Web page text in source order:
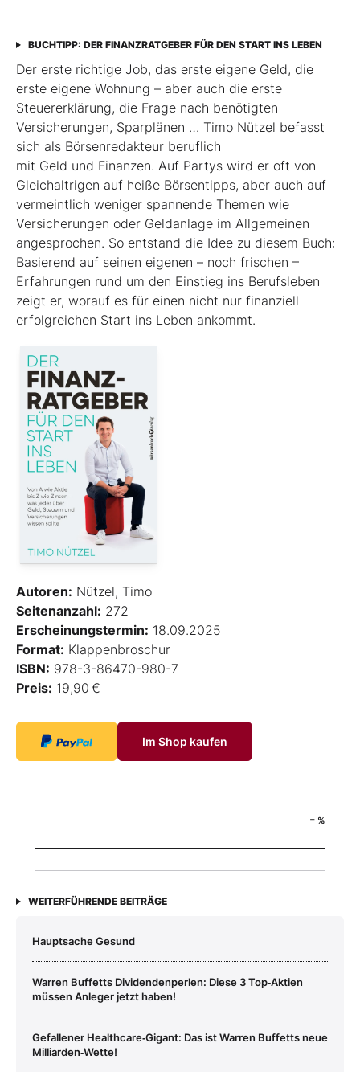
BUCHTIPP: DER FINANZRATGEBER FÜR DEN START INS LEBEN
Der erste richtige Job, das erste eigene Geld, die
erste eigene Wohnung – aber auch die erste
Steuererklärung, die Frage nach benötigten
Versicherungen, Sparplänen … Timo Nützel befasst
sich als Börsenredakteur beruflich
mit Geld und Finanzen. Auf Partys wird er oft von
Gleichaltrigen auf heiße Börsentipps, aber auch auf
vermeintlich weniger spannende Themen wie
Versicherungen oder Geldanlage im Allgemeinen
angesprochen. So entstand die Idee zu diesem Buch:
Basierend auf seinen eigenen – noch frischen –
Erfahrungen rund um den Einstieg ins Berufsleben
zeigt er, worauf es für einen nicht nur finanziell
erfolgreichen Start ins Leben ankommt.
Autoren: Nützel, Timo
Seitenanzahl: 272
Erscheinungstermin: 18.09.2025
Format: Klappenbroschur
ISBN: 978-3-86470-980-7
Preis: 19,90 €
Im Shop kaufen
- %
WEITERFÜHRENDE BEITRÄGE
Hauptsache Gesund
Warren Buffetts Dividendenperlen: Diese 3 Top‑Aktien
müssen Anleger jetzt haben!
Gefallener Healthcare‑Gigant: Das ist Warren Buffetts neue
Milliarden‑Wette!